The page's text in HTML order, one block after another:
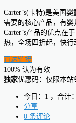
Carter’s(卡特)是美国
需要的核心产品，有婴
Carter’s产品的优点在
热，全场四折起，快
直达链接
100% 认为有效
独家优惠码：仅限本
今日：1 ，合计
分享
0 条评论